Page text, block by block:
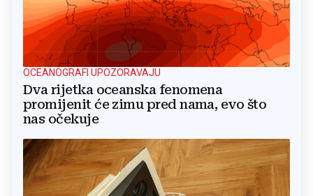
OCEANOGRAFI UPOZORAVAJU
Dva rijetka oceanska fenomena
promijenit će zimu pred nama, evo što
nas očekuje